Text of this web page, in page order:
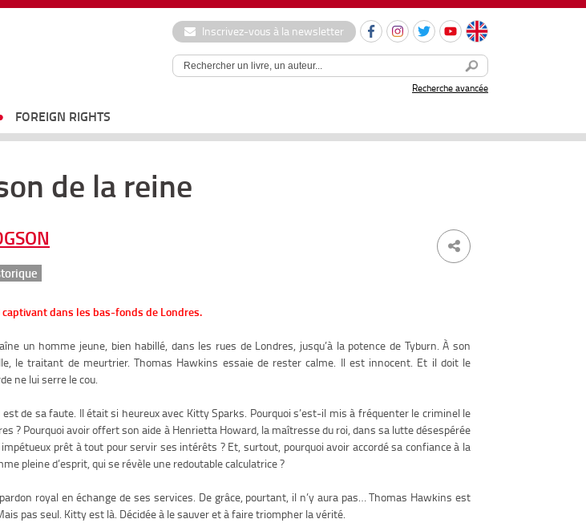
Inscrivez-vous à la newsletter
Recherche avancée
FOREIGN RIGHTS
de la reine
dans les bas-fonds de Londres.
un homme jeune, bien habillé, dans les rues de Londres, jusqu’à la potence de Tyburn. À son
le traitant de meurtrier. Thomas Hawkins essaie de rester calme. Il est innocent. Et il doit le
ne lui serre le cou.
de sa faute. Il était si heureux avec Kitty Sparks. Pourquoi s’est-il mis à fréquenter le criminel le
? Pourquoi avoir offert son aide à Henrietta Howard, la maîtresse du roi, dans sa lutte désespérée
prêt à tout pour servir ses intérêts ? Et, surtout, pourquoi avoir accordé sa confiance à la
pleine d’esprit, qui se révèle une redoutable calculatrice ?
royal en échange de ses services. De grâce, pourtant, il n’y aura pas… Thomas Hawkins est
pas seul. Kitty est là. Décidée à le sauver et à faire triompher la vérité.